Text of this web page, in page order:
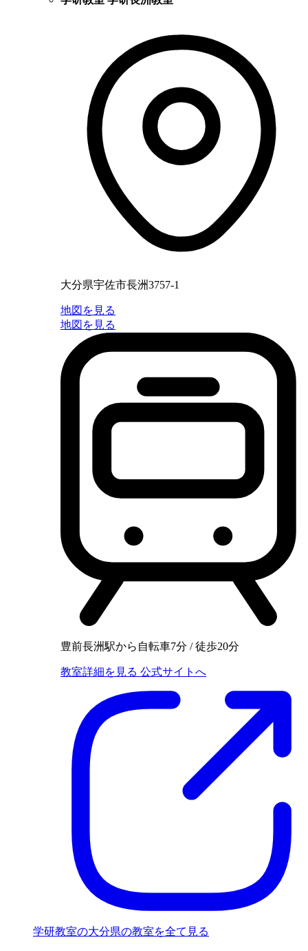
大分県宇佐市長洲3757-1
地図を見る
地図を見る
豊前長洲駅から自転車7分 / 徒歩20分
教室詳細を見る 公式サイトへ
学研教室の大分県の教室を全て見る